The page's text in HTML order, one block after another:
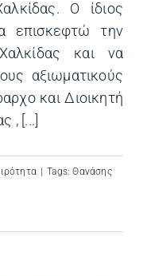
Ο ίδιος
επισκεφτώ την
και να
αξιωματικούς
και Διοικητή
, [...]
Tags:Θανάσης